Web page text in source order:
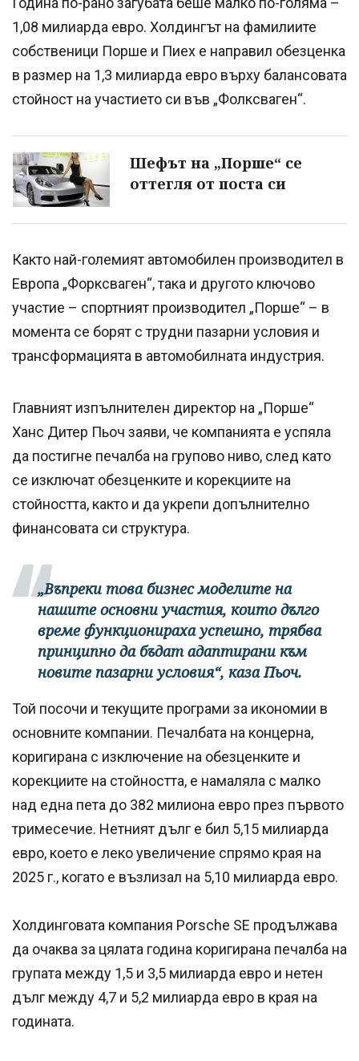
1,08 милиарда евро. Холдингът на фамилиите
собственици Порше и Пиех е направил обезценка
в размер на 1,3 милиарда евро върху балансовата
стойност на участието си във „Фолксваген“.
Шефът на „Порше“ се
оттегля от поста си
Както най-големият автомобилен производител в
Европа „Форксваген“, така и другото ключово
участие – спортният производител „Порше“ – в
момента се борят с трудни пазарни условия и
трансформацията в автомобилната индустрия.
Главният изпълнителен директор на „Порше“
Ханс Дитер Пьоч заяви, че компанията е успяла
да постигне печалба на групово ниво, след като
се изключат обезценките и корекциите на
стойността, както и да укрепи допълнително
финансовата си структура.
„Въпреки това бизнес моделите на
нашите основни участия, които дълго
време функционираха успешно, трябва
принципно да бъдат адаптирани към
новите пазарни условия“, каза Пьоч.
Той посочи и текущите програми за икономии в
основните компании. Печалбата на концерна,
коригирана с изключение на обезценките и
корекциите на стойността, е намаляла с малко
над една пета до 382 милиона евро през първото
тримесечие. Нетният дълг е бил 5,15 милиарда
евро, което е леко увеличение спрямо края на
2025 г., когато е възлизал на 5,10 милиарда евро.
Холдинговата компания Porsche SE продължава
да очаква за цялата година коригирана печалба на
групата между 1,5 и 3,5 милиарда евро и нетен
дълг между 4,7 и 5,2 милиарда евро в края на
годината.